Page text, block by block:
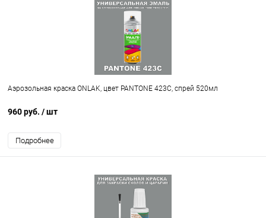
Аэрозольная краска ONLAK, цвет PANTONE 423C, спрей 520мл
960 руб. / шт
Подробнее